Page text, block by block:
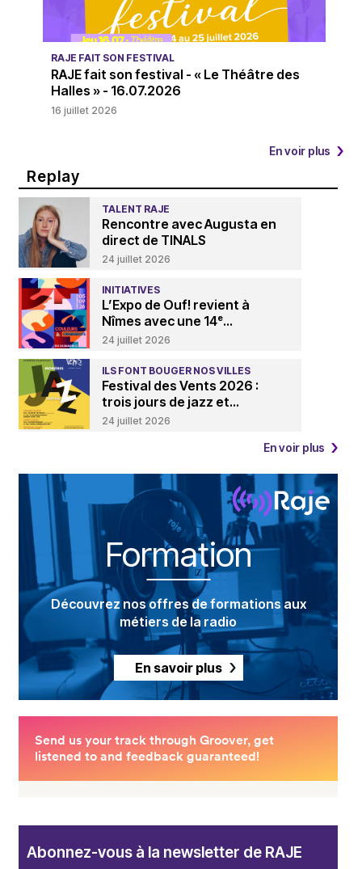
RAJE FAIT SON FESTIVAL
RAJE fait son festival - « Le Théâtre des
Halles » - 16.07.2026
16 juillet 2026
En voir plus
Replay
TALENT RAJE
Rencontre avec Augusta en
direct de TINALS
24 juillet 2026
INITIATIVES
L’Expo de Ouf! revient à
Nîmes avec une 14ᵉ...
24 juillet 2026
ILS FONT BOUGER NOS VILLES
Festival des Vents 2026 :
trois jours de jazz et...
24 juillet 2026
En voir plus
Formation
Découvrez nos offres de formations aux
métiers de la radio
En savoir plus
Abonnez-vous à la newsletter de RAJE